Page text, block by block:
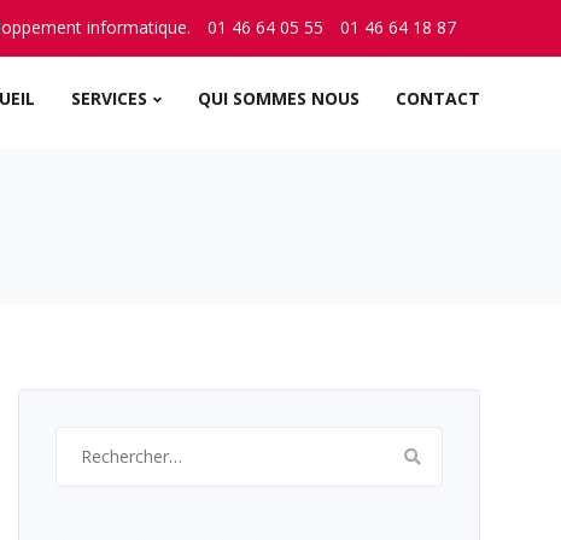
informatique. 01 46 64 05 55 01 46 64 18 87
SERVICES QUI SOMMES NOUS CONTACT